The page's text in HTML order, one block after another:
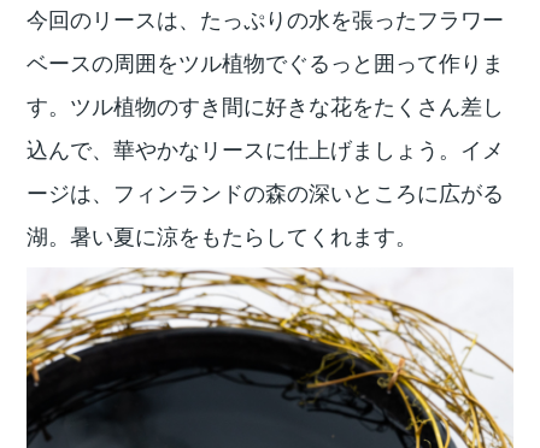
今回のリースは、たっぷりの水を張ったフラワー
ベースの周囲をツル植物でぐるっと囲って作りま
す。ツル植物のすき間に好きな花をたくさん差し
込んで、華やかなリースに仕上げましょう。イメ
ージは、フィンランドの森の深いところに広がる
湖。暑い夏に涼をもたらしてくれます。